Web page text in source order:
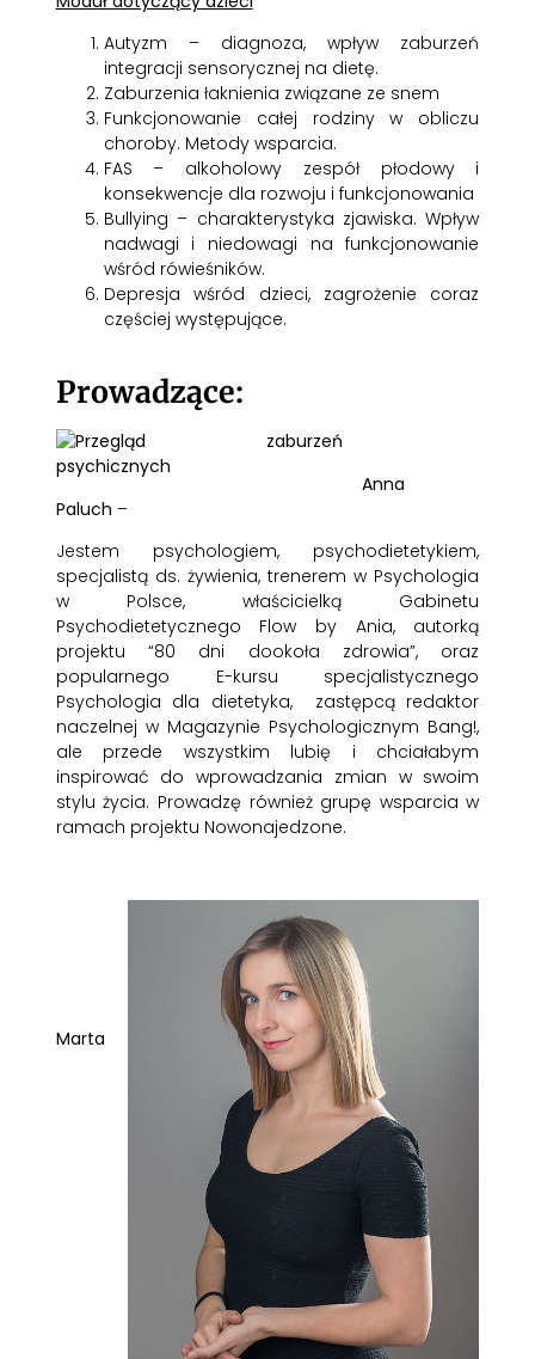
Autyzm – diagnoza, wpływ zaburzeń
integracji sensorycznej na dietę.
Zaburzenia łaknienia związane ze snem
Funkcjonowanie całej rodziny w obliczu
choroby. Metody wsparcia.
FAS – alkoholowy zespół płodowy i
konsekwencje dla rozwoju i funkcjonowania
Bullying – charakterystyka zjawiska. Wpływ
nadwagi i niedowagi na funkcjonowanie
wśród rówieśników.
Depresja wśród dzieci, zagrożenie coraz
częściej występujące.
Prowadzące:
Anna
Paluch –
Jestem psychologiem, psychodietetykiem,
specjalistą ds. żywienia, trenerem w Psychologia
w Polsce, właścicielką Gabinetu
Psychodietetycznego Flow by Ania, autorką
projektu “80 dni dookoła zdrowia”, oraz
popularnego E-kursu specjalistycznego
Psychologia dla dietetyka, zastępcą redaktor
naczelnej w Magazynie Psychologicznym Bang!,
ale przede wszystkim lubię i chciałabym
inspirować do wprowadzania zmian w swoim
stylu życia. Prowadzę również grupę wsparcia w
ramach projektu Nowonajedzone.
Marta